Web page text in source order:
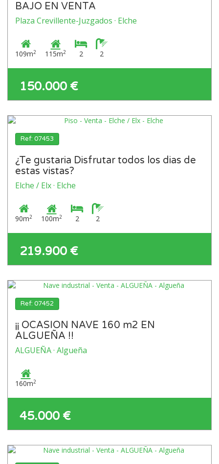
BAJO EN VENTA
Plaza Crevillente-Juzgados · Elche
109m2 115m2 2 2
150.000 €
Ref: 07453
¿Te gustaria Disfrutar todos los dias de
estas vistas?
Elche / Elx · Elche
90m2 100m2 2 2
219.900 €
Ref: 07452
¡¡ OCASION NAVE 160 m2 EN
ALGUEÑA !!
ALGUEÑA · Algueña
160m2
45.000 €